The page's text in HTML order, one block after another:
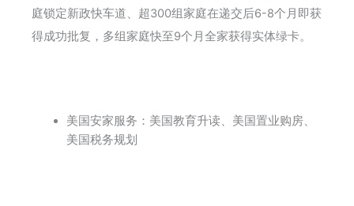
庭锁定新政快车道、超300组家庭在递交后6-8个月即获
得成功批复，多组家庭快至9个月全家获得实体绿卡。
美国安家服务：美国教育升读、美国置业购房、
美国税务规划